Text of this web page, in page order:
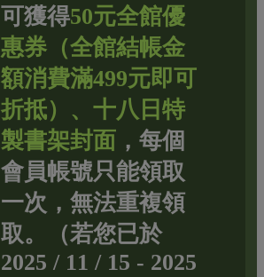
可獲得50元全館優
惠券（全館結帳金
額消費滿499元即可
折抵）、十八日特
製書架封面 ，每個
會員帳號只能領取
一次，無法重複領
取。（若您已於
2025 / 11 / 15 - 2025